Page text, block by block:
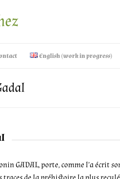
English (work in progress)
GADAL, porte, comme l’a écrit